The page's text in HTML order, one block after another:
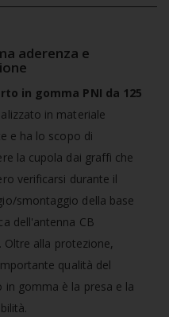
aderenza e
in gomma PNI da 125
in materiale
e ha lo scopo di
la cupola dai graffi che
verificarsi durante il
smontaggio della base
dell'antenna CB
Oltre alla protezione,
qualità del
in gomma è la presa e la